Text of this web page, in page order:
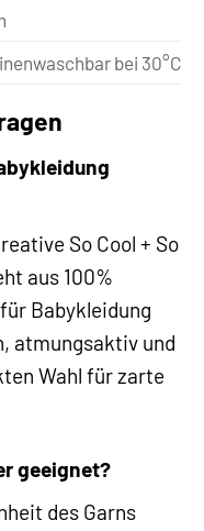
bei 30°C
So Cool + So
aus 100%
Babykleidung
atmungsaktiv und
Wahl für zarte
geeignet?
des Garns